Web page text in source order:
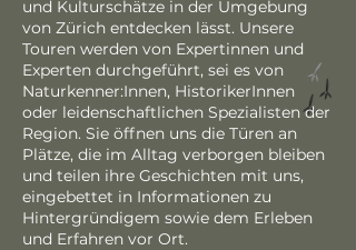
und Kulturschätze in der Umgebung
von Zürich entdecken lässt. Unsere
Touren werden von Expertinnen und
Experten durchgeführt, sei es von
Naturkenner:Innen, HistorikerInnen
oder leidenschaftlichen Spezialisten der
Region. Sie öffnen uns die Türen an
Plätze, die im Alltag verborgen bleiben
und teilen ihre Geschichten mit uns,
eingebettet in Informationen zu
Hintergründigem sowie dem Erleben
und Erfahren vor Ort.